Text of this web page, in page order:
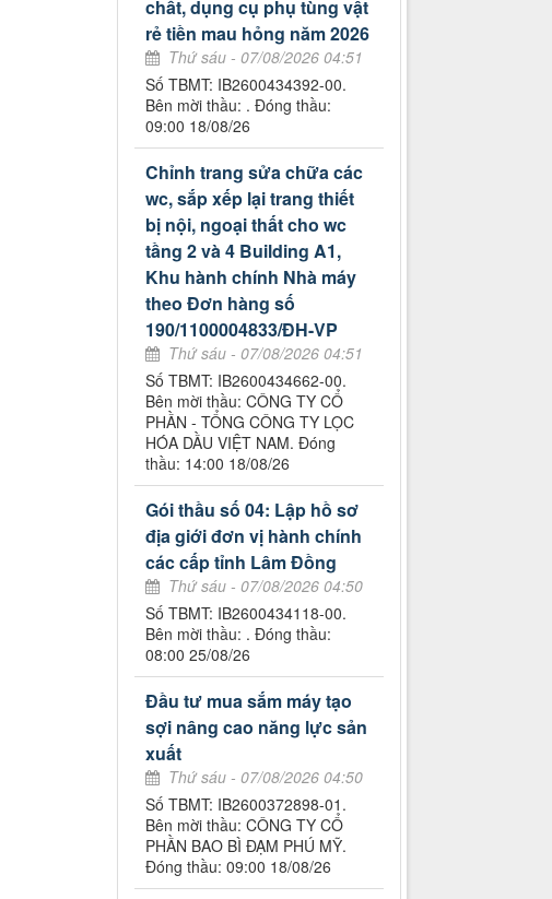
chất, dụng cụ phụ tùng vật
rẻ tiền mau hỏng năm 2026
Thứ sáu - 07/08/2026 04:51
Số TBMT: IB2600434392-00.
Bên mời thầu: . Đóng thầu:
09:00 18/08/26
Chỉnh trang sửa chữa các
wc, sắp xếp lại trang thiết
bị nội, ngoại thất cho wc
tầng 2 và 4 Building A1,
Khu hành chính Nhà máy
theo Đơn hàng số
190/1100004833/ĐH-VP
Thứ sáu - 07/08/2026 04:51
Số TBMT: IB2600434662-00.
Bên mời thầu: CÔNG TY CỔ
PHẦN - TỔNG CÔNG TY LỌC
HÓA DẦU VIỆT NAM. Đóng
thầu: 14:00 18/08/26
Gói thầu số 04: Lập hồ sơ
địa giới đơn vị hành chính
các cấp tỉnh Lâm Đồng
Thứ sáu - 07/08/2026 04:50
Số TBMT: IB2600434118-00.
Bên mời thầu: . Đóng thầu:
08:00 25/08/26
Đầu tư mua sắm máy tạo
sợi nâng cao năng lực sản
xuất
Thứ sáu - 07/08/2026 04:50
Số TBMT: IB2600372898-01.
Bên mời thầu: CÔNG TY CỔ
PHẦN BAO BÌ ĐẠM PHÚ MỸ.
Đóng thầu: 09:00 18/08/26